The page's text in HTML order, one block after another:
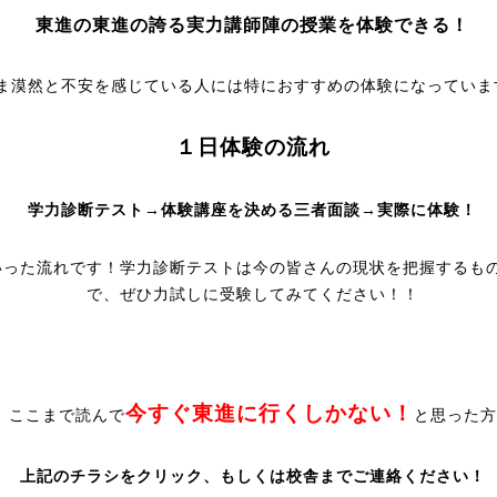
東進の東進の誇る実力講師陣の授業を体験できる！
漠然と不安を感じている人には特におすすめの体験になっていま
１日体験の流れ
学力診断テスト→体験講座を決める三者面談→実際に体験！
った流れです！学力診断テストは今の皆さんの現状を把握するも
で、ぜひ力試しに受験してみてください！！
ここまで読んで今すぐ東進に行くしかない！ と思った方
上記のチラシをクリック、もしくは校舎までご連絡ください！